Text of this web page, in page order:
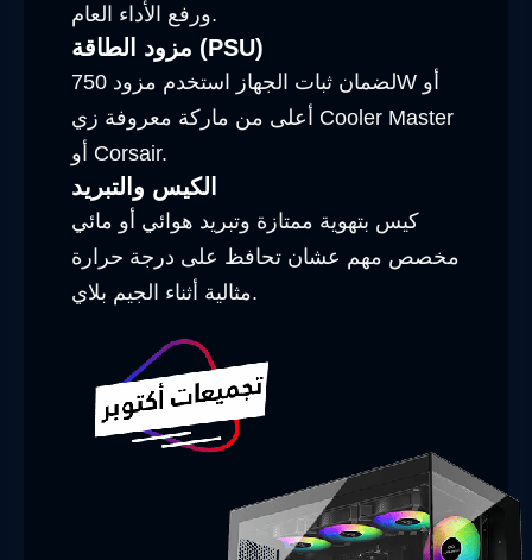
ورفع الأداء العام.
مزود الطاقة (PSU)
لضمان ثبات الجهاز استخدم مزود 750W أو
أعلى من ماركة معروفة زي Cooler Master
أو Corsair.
الكيس والتبريد
كيس بتهوية ممتازة وتبريد هوائي أو مائي
مخصص مهم عشان تحافظ على درجة حرارة
مثالية أثناء الجيم بلاي.